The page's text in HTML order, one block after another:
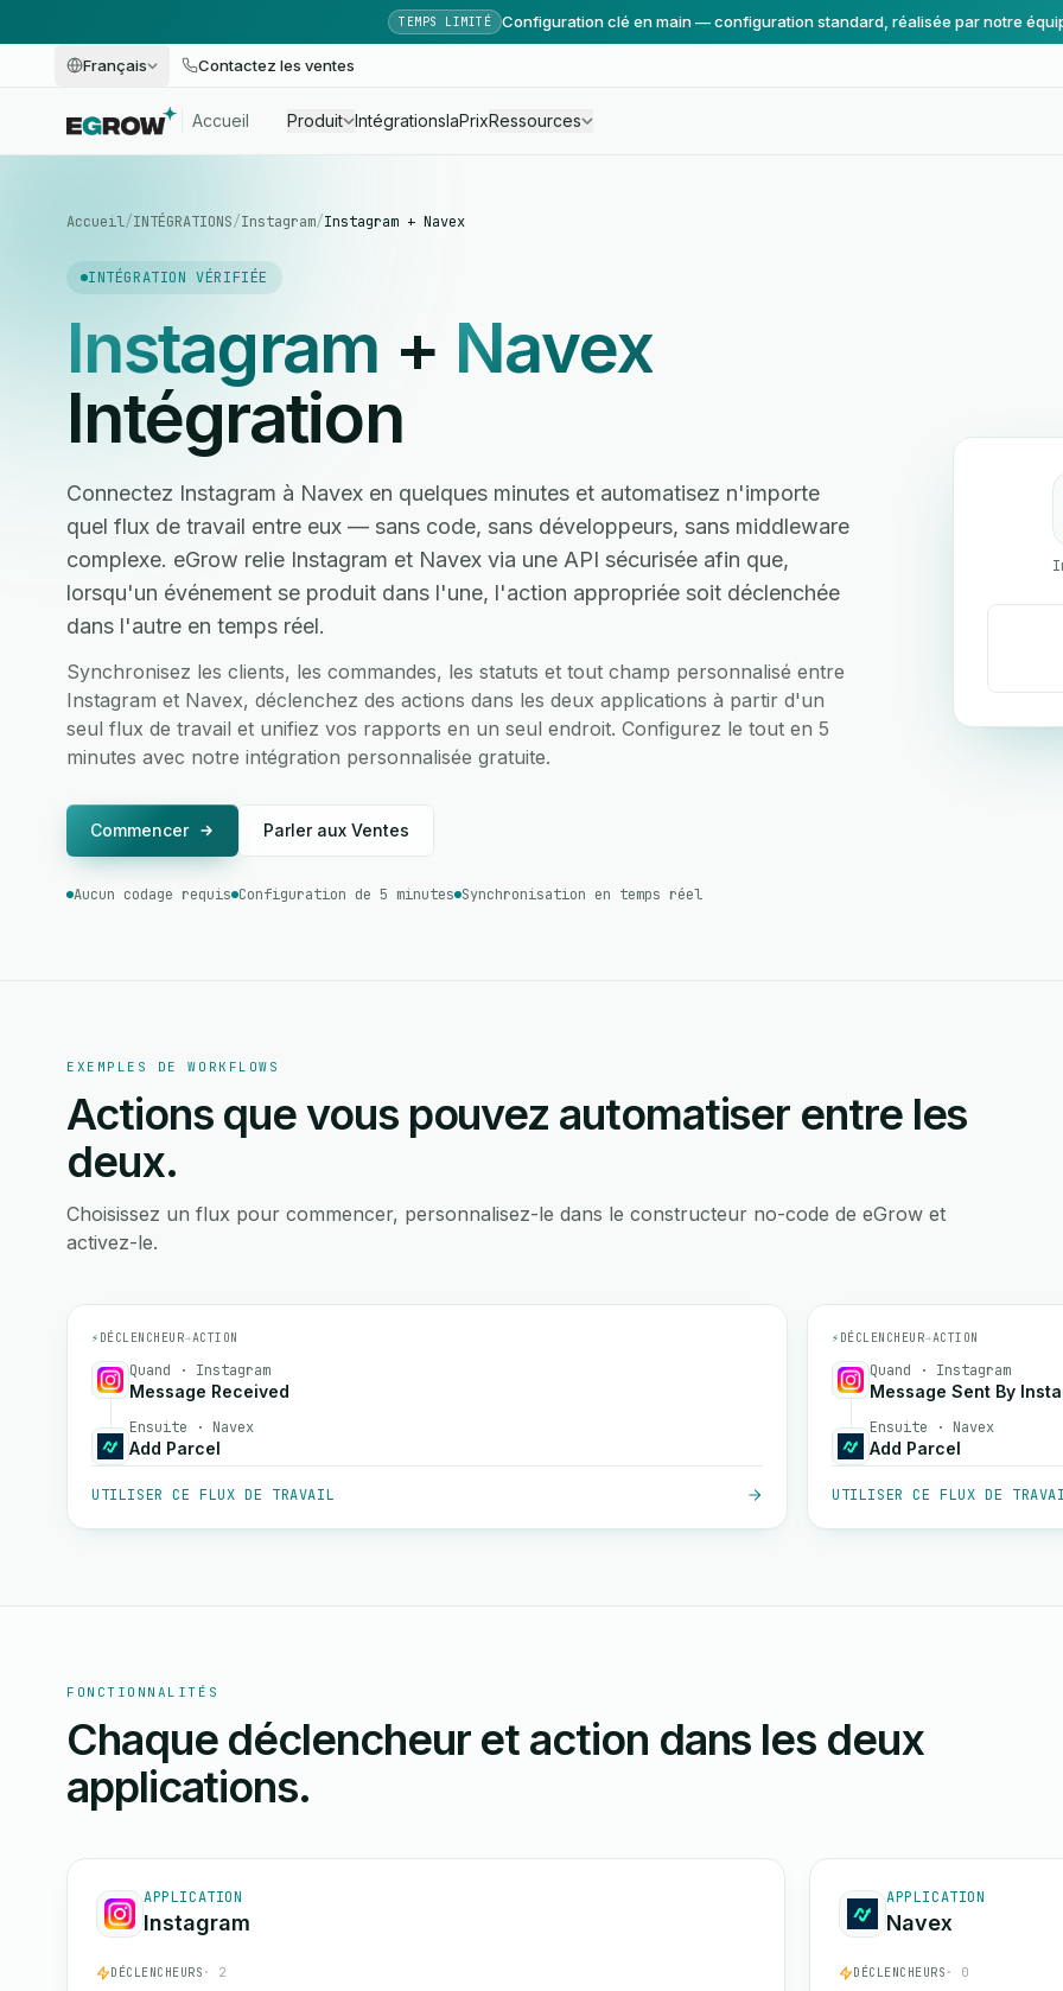
TEMPS LIMITÉ Configuration clé en main — configuration standard, réalisée par notre
Français Contactez les ventes
Accueil Produit IntégrationsIaPrixRessources
Accueil/INTÉGRATIONS/Instagram/Instagram + Navex
INTÉGRATION VÉRIFIÉE
Instagram + Navex
Intégration
Connectez Instagram à Navex en quelques minutes et automatisez n'importe
quel flux de travail entre eux — sans code, sans développeurs, sans middleware
complexe. eGrow relie Instagram et Navex via une API sécurisée afin que,
lorsqu'un événement se produit dans l'une, l'action appropriée soit déclenchée
dans l'autre en temps réel.
Synchronisez les clients, les commandes, les statuts et tout champ personnalisé entre
Instagram et Navex, déclenchez des actions dans les deux applications à partir d'un
seul flux de travail et unifiez vos rapports en un seul endroit. Configurez le tout en 5
minutes avec notre intégration personnalisée gratuite.
Commencer Parler aux Ventes
Aucun codage requis Configuration de 5 minutes Synchronisation en temps réel
EXEMPLES DE WORKFLOWS
Actions que vous pouvez automatiser entre les
deux.
Choisissez un flux pour commencer, personnalisez-le dans le constructeur no-code de eGrow et
activez-le.
⚡ DÉCLENCHEUR→ACTION
Quand · Instagram
Message Received
Ensuite · Navex
Add Parcel
UTILISER CE FLUX DE TRAVAIL
⚡ DÉCLENCHEUR→ACTION
Quand · Instagram
Message Sent By
Ensuite · Navex
Add Parcel
UTILISER CE FLUX DE
FONCTIONNALITÉS
Chaque déclencheur et action dans les deux
applications.
APPLICATION
Instagram
DÉCLENCHEURS · 2
APPLICATION
Navex
DÉCLENCHEURS · 0